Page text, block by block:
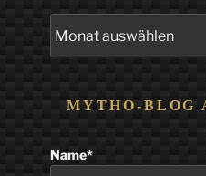
Beiträge
MYTHO-BLOG
Name*